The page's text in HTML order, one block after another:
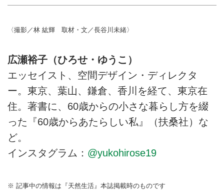
〈撮影／林 紘輝 取材・文／長谷川未緒〉
広瀬裕子（ひろせ・ゆうこ）
エッセイスト、空間デザイン・ディレクタ
ー。東京、葉山、鎌倉、香川を経て、東京在
住。著書に、60歳からの小さな暮らし方を綴
った『60歳からあたらしい私』（扶桑社）な
ど。
インスタグラム： @yukohirose19
※ 記事中の情報は『天然生活』本誌掲載時のものです